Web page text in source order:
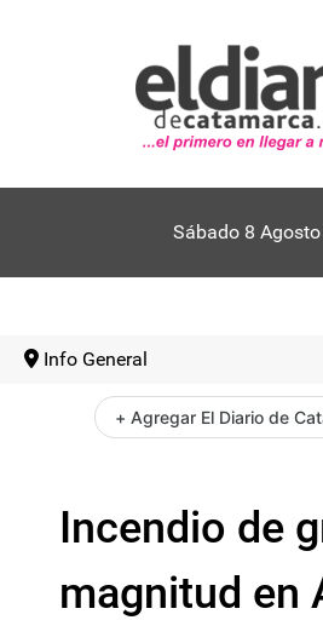
Sábado 8
Info General
+ Agregar El Diario de
Incendio de
magnitud en